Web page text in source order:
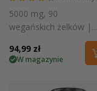
5000 mg, 90
wegańskich żelków |
Suplement sportowy
wspierający
Cena
regularna
94,99 zł
W magazynie